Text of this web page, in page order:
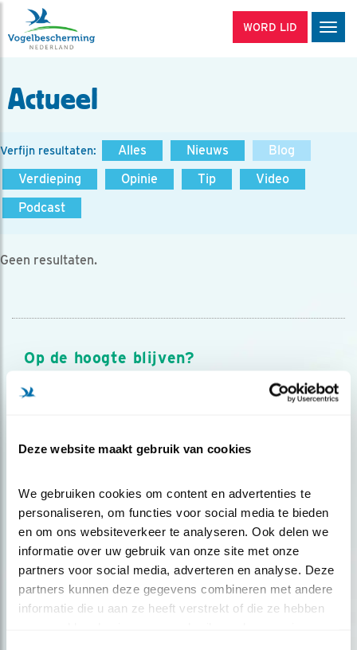
Deze website maakt gebruik van cookies
We gebruiken cookies om content en advertenties te
personaliseren, om functies voor social media te bieden
en om ons websiteverkeer te analyseren. Ook delen we
informatie over uw gebruik van onze site met onze
partners voor social media, adverteren en analyse. Deze
partners kunnen deze gegevens combineren met andere
informatie die u aan ze heeft verstrekt of die ze hebben
WORD LID
Actueel
Verfijn resultaten: Alles Nieuws
Blog
Verdieping
Opinie Tip
Video
Podcast
Geen resultaten.
Op de hoogte blijven?
Meld je aan en ontvang nieuws, inspiratie, acties en tips
over vogels en activiteiten van Vogelbescherming.